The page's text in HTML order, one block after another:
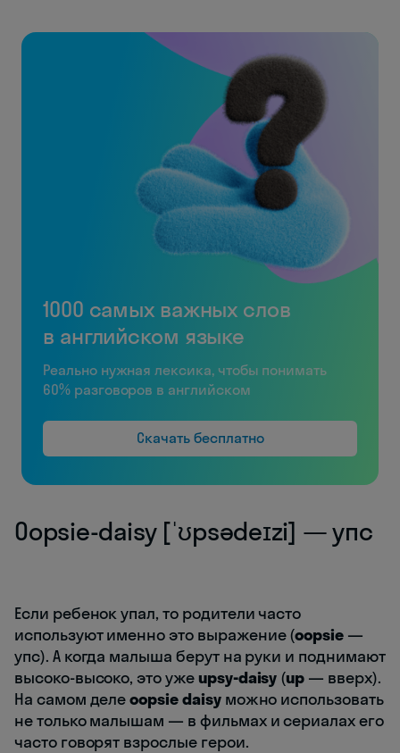
1000 самых важных слов
в английском языке
Реально нужная лексика, чтобы понимать
60% разговоров в английском
Скачать бесплатно
Oopsie-daisy [ˈʊpsədeɪzi] — упс
Если ребенок упал, то родители часто
используют именно это выражение (oopsie —
упс). А когда малыша берут на руки и поднимают
высоко-высоко, это ужеupsy-daisy (up — вверх).
На самом делеoopsie daisyможно использовать
не только малышам — в фильмах и сериалах его
часто говорят взрослые герои.